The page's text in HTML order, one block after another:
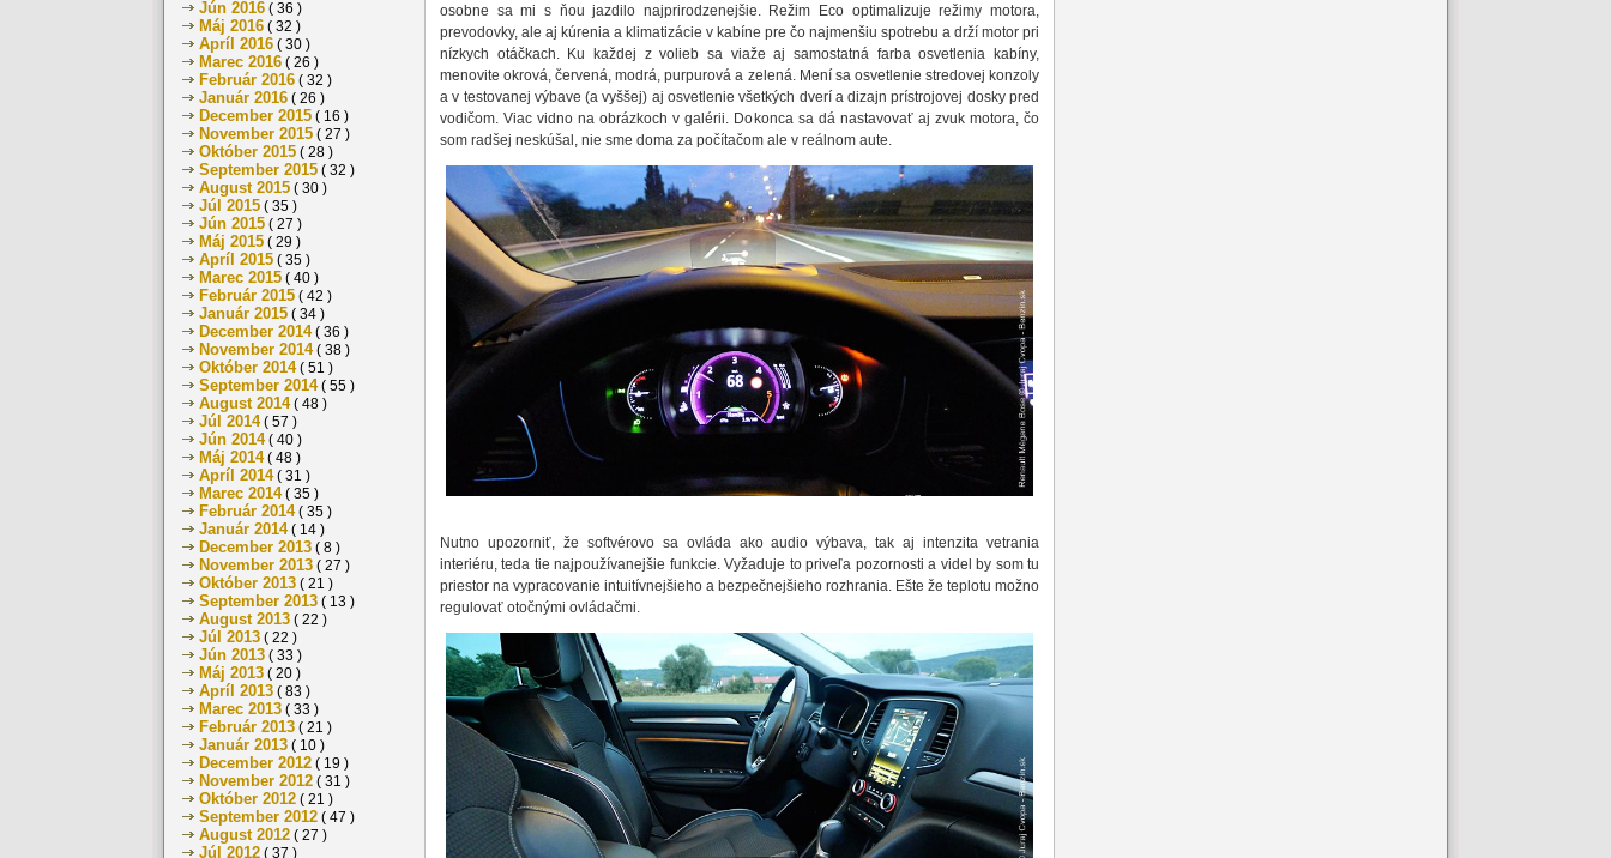
Jún 2016 ( 36 )
Máj 2016 ( 32 )
Apríl 2016 ( 30 )
Marec 2016 ( 26 )
Február 2016 ( 32 )
Január 2016 ( 26 )
December 2015 ( 16 )
November 2015 ( 27 )
Október 2015 ( 28 )
September 2015 ( 32 )
August 2015 ( 30 )
Júl 2015 ( 35 )
Jún 2015 ( 27 )
Máj 2015 ( 29 )
Apríl 2015 ( 35 )
Marec 2015 ( 40 )
Február 2015 ( 42 )
Január 2015 ( 34 )
December 2014( 36 )
November 2014( 38 )
Október 2014( 51 )
September 2014( 55 )
August 2014( 48 )
Júl 2014( 57 )
Jún 2014( 40 )
Máj 2014( 48 )
Apríl 2014( 31 )
Marec 2014( 35 )
Február 2014( 35 )
Január 2014( 14 )
December 2013 ( 8 )
November 2013 ( 27 )
Október 2013 ( 21 )
September 2013 ( 13 )
August 2013 ( 22 )
Júl 2013 ( 22 )
Jún 2013 ( 33 )
Máj 2013 ( 20 )
Apríl 2013 ( 83 )
Marec 2013 ( 33 )
Február 2013 ( 21 )
Január 2013 ( 10 )
December 2012 ( 19 )
November 2012 ( 31 )
Október 2012 ( 21 )
September 2012 ( 47 )
August 2012 ( 27 )
Júl 2012 ( 37 )
osobne sa mi s ňou jazdilo najprirodzenejšie. Režim Eco optimalizuje režimy motora,
prevodovky, ale aj kúrenia a klimatizácie v kabíne pre čo najmenšiu spotrebu a drží motor pri
nízkych otáčkach. Ku každej z volieb sa viaže aj samostatná farba osvetlenia kabíny,
menovite okrová, červená, modrá, purpurová a zelená. Mení sa osvetlenie stredovej konzoly
a v testovanej výbave (a vyššej) aj osvetlenie všetkých dverí a dizajn prístrojovej dosky pred
vodičom. Viac vidno na obrázkoch v galérii. Dokonca sa dá nastavovať aj zvuk motora, čo
som radšej neskúšal, nie sme doma za počítačom ale v reálnom aute.
Nutno upozorniť, že softvérovo sa ovláda ako audio výbava, tak aj intenzita vetrania
interiéru, teda tie najpoužívanejšie funkcie. Vyžaduje to priveľa pozornosti a videl by som tu
priestor na vypracovanie intuitívnejšieho a bezpečnejšieho rozhrania. Ešte že teplotu možno
regulovať otočnými ovládačmi.